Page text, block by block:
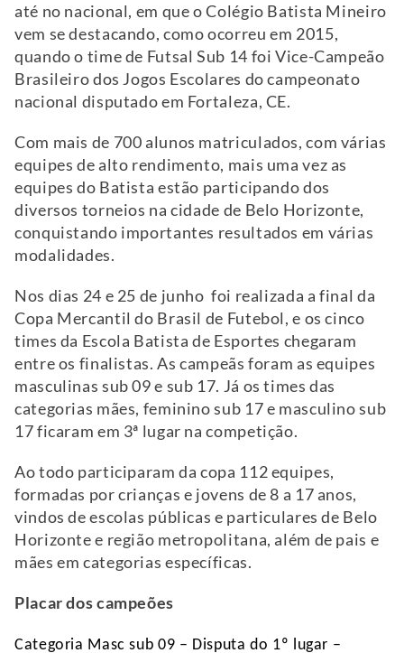
até no nacional, em que o Colégio Batista Mineiro
vem se destacando, como ocorreu em 2015,
quando o time de Futsal Sub 14 foi Vice-Campeão
Brasileiro dos Jogos Escolares do campeonato
nacional disputado em Fortaleza, CE.
Com mais de 700 alunos matriculados, com várias
equipes de alto rendimento, mais uma vez as
equipes do Batista estão participando dos
diversos torneios na cidade de Belo Horizonte,
conquistando importantes resultados em várias
modalidades.
Nos dias 24 e 25 de junho foi realizada a final da
Copa Mercantil do Brasil de Futebol, e os cinco
times da Escola Batista de Esportes chegaram
entre os finalistas. As campeãs foram as equipes
masculinas sub 09 e sub 17. Já os times das
categorias mães, feminino sub 17 e masculino sub
17 ficaram em 3ª lugar na competição.
Ao todo participaram da copa 112 equipes,
formadas por crianças e jovens de 8 a 17 anos,
vindos de escolas públicas e particulares de Belo
Horizonte e região metropolitana, além de pais e
mães em categorias específicas.
Placar dos campeões
Categoria Masc sub 09 – Disputa do 1º lugar –